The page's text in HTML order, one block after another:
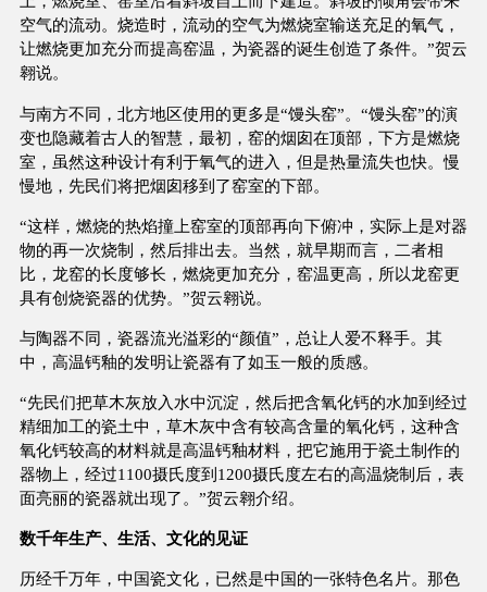
空气的流动。烧造时，流动的空气为燃烧室输送充足的氧气，
让燃烧更加充分而提高窑温，为瓷器的诞生创造了条件。”贺云
翱说。
与南方不同，北方地区使用的更多是“馒头窑”。“馒头窑”的演
变也隐藏着古人的智慧，最初，窑的烟囱在顶部，下方是燃烧
室，虽然这种设计有利于氧气的进入，但是热量流失也快。慢
慢地，先民们将把烟囱移到了窑室的下部。
“这样，燃烧的热焰撞上窑室的顶部再向下俯冲，实际上是对器
物的再一次烧制，然后排出去。当然，就早期而言，二者相
比，龙窑的长度够长，燃烧更加充分，窑温更高，所以龙窑更
具有创烧瓷器的优势。”贺云翱说。
与陶器不同，瓷器流光溢彩的“颜值”，总让人爱不释手。其
中，高温钙釉的发明让瓷器有了如玉一般的质感。
“先民们把草木灰放入水中沉淀，然后把含氧化钙的水加到经过
精细加工的瓷土中，草木灰中含有较高含量的氧化钙，这种含
氧化钙较高的材料就是高温钙釉材料，把它施用于瓷土制作的
器物上，经过1100摄氏度到1200摄氏度左右的高温烧制后，表
面亮丽的瓷器就出现了。”贺云翱介绍。
数千年生产、生活、文化的见证
历经千万年，中国瓷文化，已然是中国的一张特色名片。那色